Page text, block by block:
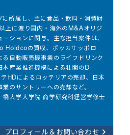
に所属し、主に食品・飲料・消費財
上に渡り国内・海外のM&Aオリジ
ションに関与。主な担当案件は、
Holdcoの買収、ポッカサッポロ
る自動販売機事業のライフドリンク
本産業推進機構による壮関のD
HDによるロッテリアの売却、日本
のサントリーへの売却など。
大学大学院 商学研究科経営学修士
プロフィール＆お問い合わせ